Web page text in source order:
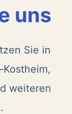
uns
Sie in
weiteren